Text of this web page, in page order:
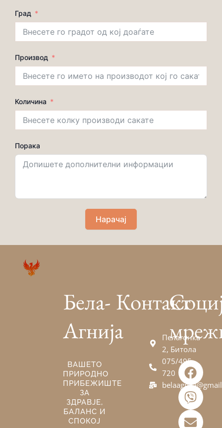
Град
Производ
Количина
Порака
Нарачај
Бела-
Агнија
ВАШЕТО
ПРИРОДНО
ПРИБЕЖИШТЕ
ЗА
ЗДРАВЈЕ,
БАЛАНС И
СПОКОЈ
Контакт
Пелагонка
2, Битола
075/495-
720
F
a
c
e
b
V
i
b
e
r
E
n
v
e
l